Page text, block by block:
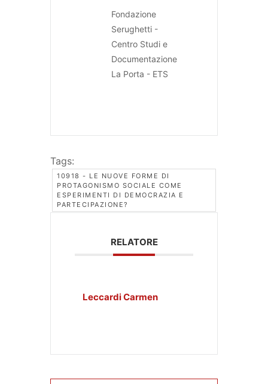
Fondazione
Serughetti -
Centro Studi e
Documentazione
La Porta - ETS
Tags:
10918 - LE NUOVE FORME DI
PROTAGONISMO SOCIALE COME
ESPERIMENTI DI DEMOCRAZIA E
PARTECIPAZIONE?
RELATORE
Leccardi Carmen